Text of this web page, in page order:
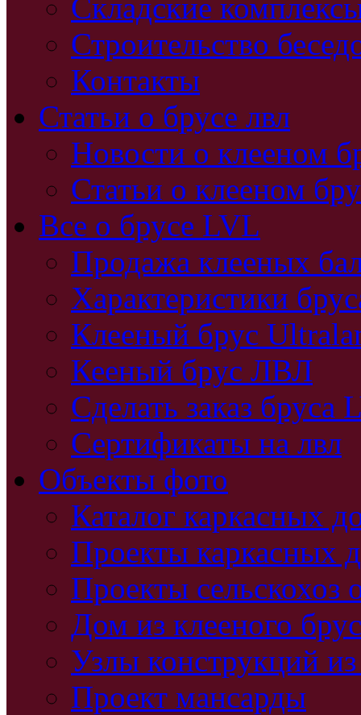
Складские
Строительство
Контакты
Статьи о брусе лвл
Новости о клееном
Статьи о клееном
Все о брусе LVL
Продажа клееных
Характеристики
Клееный брус
Кееный брус ЛВЛ
Сделать заказ бруса
Сертификаты на лвл
Объекты фото
Каталог каркасных
Проекты каркасных
Проекты сельскохоз
Дом из клееного
Узлы конструкций
Проект мансарды